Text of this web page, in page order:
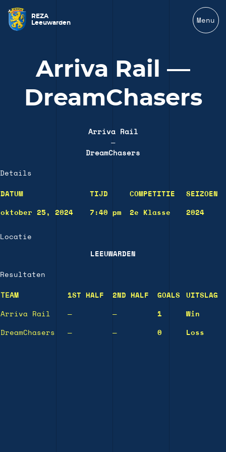
REZA
Leeuwarden
Menu
Arriva Rail —
DreamChasers
Arriva Rail
—
DreamChasers
Details
DATUM TIJD COMPETITIE SEIZOEN
oktober 25, 2024 7:40 pm 2e Klasse 2024
Locatie
LEEUWARDEN
Resultaten
TEAM 1ST HALF 2ND HALF GOALS UITSLAG
Arriva Rail — — 1 Win
DreamChasers — — 0 Loss